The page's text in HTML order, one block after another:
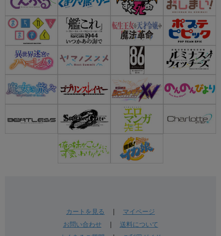
カートを見る
マイページ
お問い合わせ| 送料について